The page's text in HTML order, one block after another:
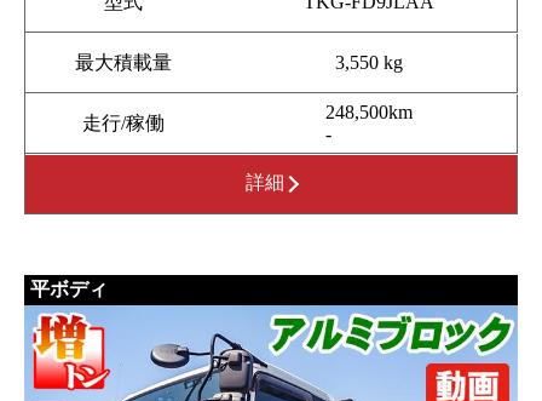
最大積載量 3,550 kg
走行/稼働
248,500km
-
詳細
平ボディ